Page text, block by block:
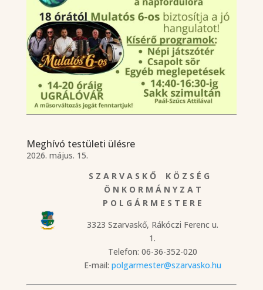
Meghívó testületi ülésre
2026. május. 15.
S Z A R V A S K Ő K Ö Z S É G
Ö N K O R M Á N Y Z A T
P O L G Á R M E S T E R E
3323 Szarvaskő, Rákóczi Ferenc u.
1.
Telefon: 06-36-352-020
E-mail: polgarmester@szarvasko.hu